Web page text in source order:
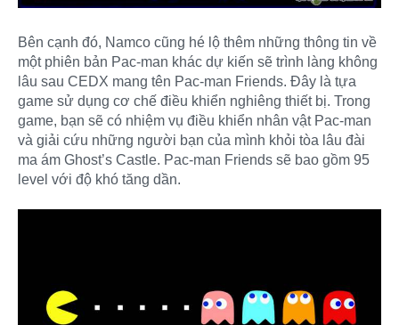
Bên cạnh đó, Namco cũng hé lộ thêm những thông tin về
một phiên bản Pac-man khác dự kiến sẽ trình làng không
lâu sau CEDX mang tên Pac-man Friends. Đây là tựa
game sử dụng cơ chế điều khiển nghiêng thiết bị. Trong
game, bạn sẽ có nhiệm vụ điều khiển nhân vật Pac-man
và giải cứu những người bạn của mình khỏi tòa lâu đài
ma ám Ghost’s Castle. Pac-man Friends sẽ bao gồm 95
level với độ khó tăng dần.